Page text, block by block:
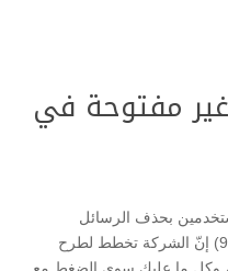
مفتوحة في
بحذف الرسائل
المرسلة قبل فتحها، كما أفاد (9to5Mac) إنّ الشركة تخطط لطرح